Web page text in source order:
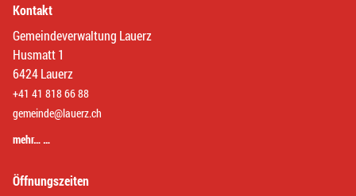
Kontakt
Gemeindeverwaltung Lauerz
Husmatt 1
6424 Lauerz
+41 41 818 66 88
gemeinde@lauerz.ch
mehr… …
Öffnungszeiten